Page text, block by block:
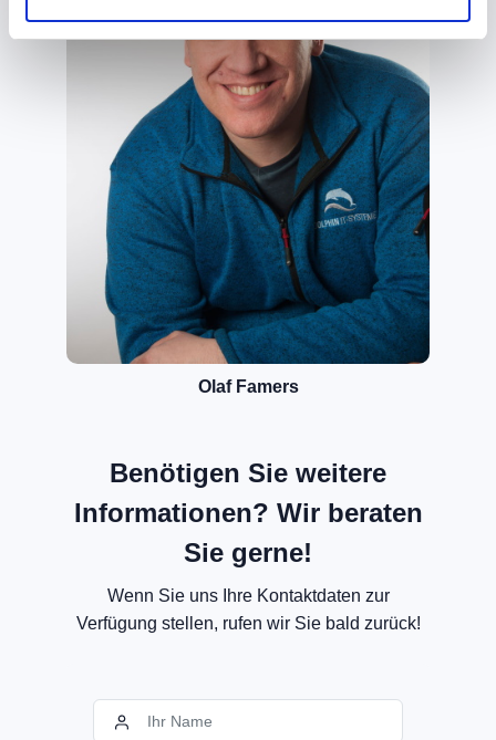
Olaf Famers
Benötigen Sie weitere
Informationen? Wir beraten
Sie gerne!
Wenn Sie uns Ihre Kontaktdaten zur
Verfügung stellen, rufen wir Sie bald zurück!